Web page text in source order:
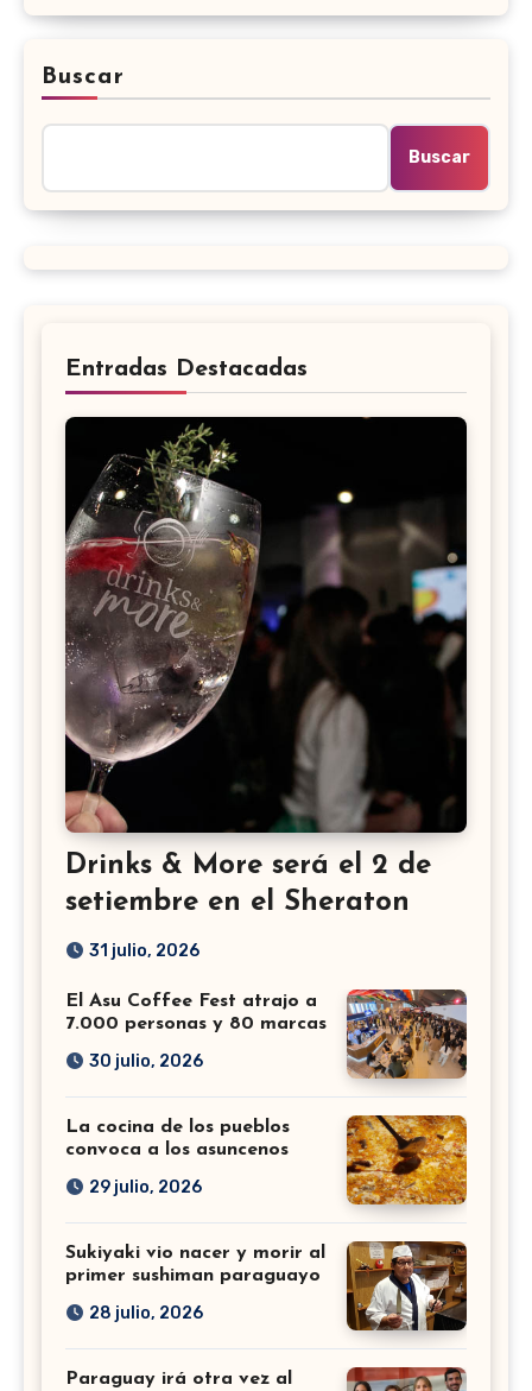
Buscar
Buscar
Entradas Destacadas
Drinks & More será el 2 de
setiembre en el Sheraton
31 julio, 2026
El Asu Coffee Fest atrajo a
7.000 personas y 80 marcas
30 julio, 2026
La cocina de los pueblos
convoca a los asuncenos
29 julio, 2026
Sukiyaki vio nacer y morir al
primer sushiman paraguayo
28 julio, 2026
Paraguay irá otra vez al